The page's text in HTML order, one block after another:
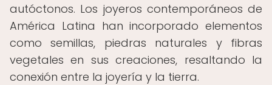
autóctonos. Los joyeros contemporáneos de
América Latina han incorporado elementos
como semillas, piedras naturales y fibras
vegetales en sus creaciones, resaltando la
conexión entre la joyería y la tierra.